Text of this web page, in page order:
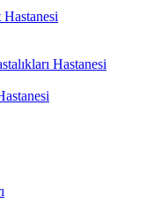
Hastanesi